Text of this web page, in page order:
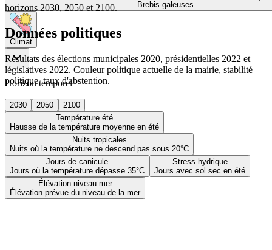
Brebis galeuses
Climat
Horizon temporel
2030 2050
2100
Température été
Hausse de la température moyenne en été
Nuits tropicales
Nuits où la température ne descend pas sous 20°C
Jours de canicule
Jours où la température dépasse 35°C
Stress hydrique
Jours avec sol sec en été
Élévation niveau mer
Élévation prévue du niveau de la mer
horizons 2030, 2050 et 2100.
Données politiques
Résultats des élections municipales 2020, présidentielles 2022 et
législatives 2022. Couleur politique actuelle de la mairie, stabilité
politique, taux d'abstention.